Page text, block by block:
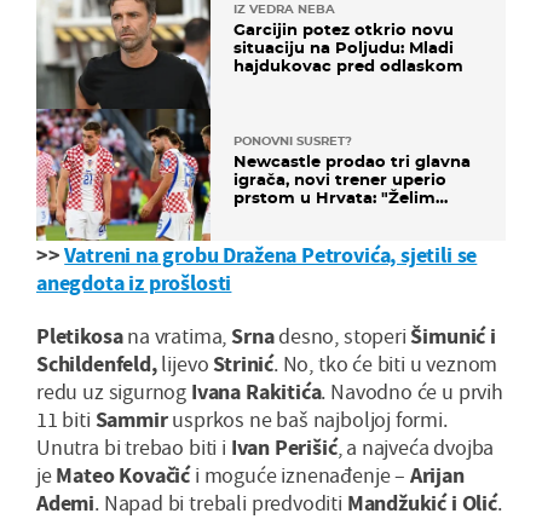
IZ VEDRA NEBA
Garcijin potez otkrio novu
situaciju na Poljudu: Mladi
hajdukovac pred odlaskom
PONOVNI SUSRET?
Newcastle prodao tri glavna
igrača, novi trener uperio
prstom u Hrvata: "Želim
>>Vatreni na grobu Dražena Petrovića, sjetili se
anegdota iz prošlosti
Pletikosana vratima, Srnadesno, stoperi Šimunić i
Schildenfeld,lijevo Strinić. No, tko će biti u veznom
redu uz sigurnog Ivana Rakitića. Navodno će u prvih
11 biti Sammirusprkos ne baš najboljoj formi.
Unutra bi trebao biti i Ivan Perišić, a najveća dvojba
jeMateo Kovačići moguće iznenađenje – Arijan
Ademi. Napad bi trebali predvoditi Mandžukić i Olić.